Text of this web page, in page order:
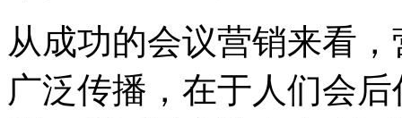
从成功的会议营销来看
广泛传播，在于人们会